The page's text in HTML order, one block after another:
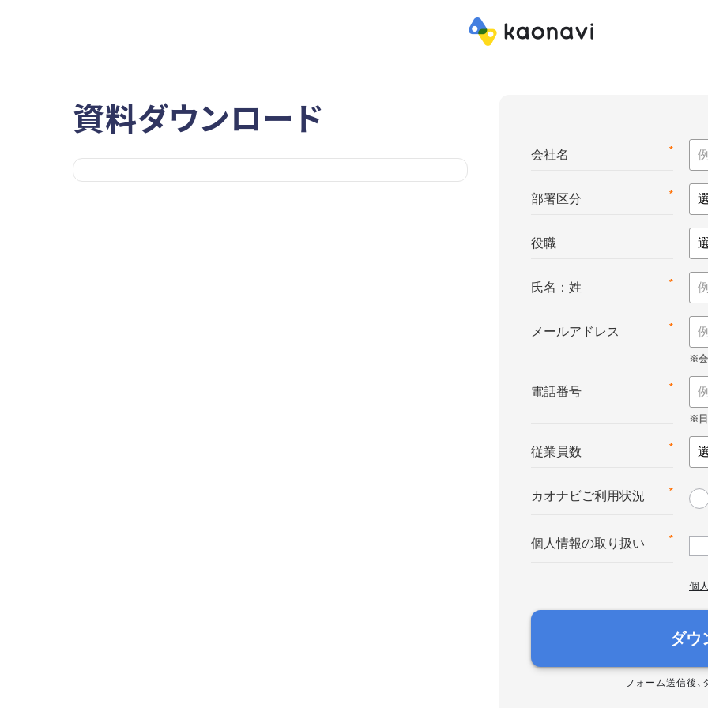
資料ダウンロード
*
会社名
*
部署区分
役職
*
氏名：姓
*
メールアドレス
*
電話番号
*
従業員数
*
カオナビご利用状況
*
個人情報の取り扱い
個
ダウ
フォーム送信後